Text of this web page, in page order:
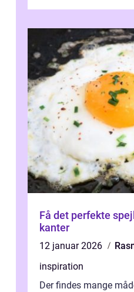
Få det perfekte
kanter
12 januar 2026
inspiration
Der findes mange